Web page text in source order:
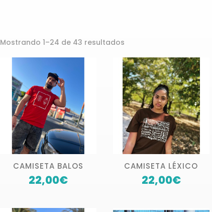
Mostrando 1–24 de 43 resultados
CAMISETA BALOS
22,00€
CAMISETA LÉXICO
22,00€